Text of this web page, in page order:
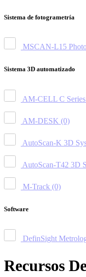
Sistema de fotogrametría
MSCAN-L15
Sistema 3D automatizado
AM-CELL C Series
AM-DESK (0)
AutoScan-K 3D
AutoScan-T42 3D
M-Track (0)
Software
DefinSight
Recursos